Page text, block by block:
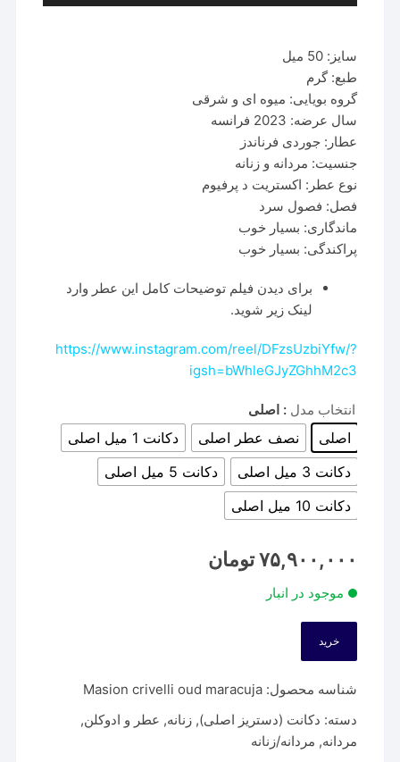
سایز: 50 میل
طبع: گرم
گروه بویایی: میوه ای و شرقی
سال عرضه: 2023 فرانسه
عطار: جوردی فرناندز
جنسیت: مردانه و زنانه
نوع عطر: اکستریت د پرفیوم
فصل: فصول سرد
ماندگاری: بسیار خوب
پراکندگی: بسیار خوب
برای دیدن فیلم توضیحات کامل این عطر وارد
لینک زیر شوید.
https://www.instagram.com/reel/DFzsUzbiYfw/?
igsh=bWhleGJyZGhhM2c3
انتخاب مدل : اصلی
اصلی نصف عطر اصلی
دکانت 1 میل اصلی
دکانت 3 میل اصلی
دکانت 5 میل اصلی
دکانت 10 میل اصلی
۷۵,۹۰۰,۰۰۰ تومان
موجود در انبار
خرید
شناسه محصول:Masion crivelli oud maracuja
دسته: دکانت (دستریز اصلی),زنانه, عطر و ادوکلن,
مردانه, مردانه/زنانه